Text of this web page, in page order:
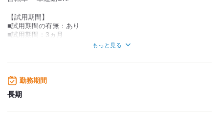
【試用期間】
■試用期間の有無：あり
■試用期間：3ヵ月
【その他手当など】
■制服貸与
【給与】
もっと見る
勤務期間
長期